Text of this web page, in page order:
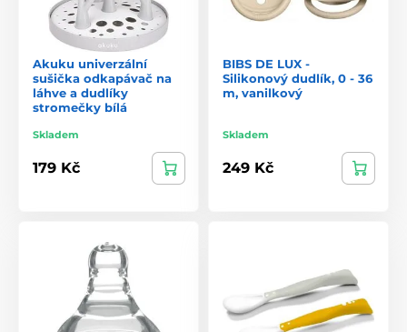
Akuku univerzální
sušička odkapávač na
láhve a dudlíky
stromečky bílá
Skladem
179 Kč
BIBS DE LUX -
Silikonový dudlík, 0 - 36
m, vanilkový
Skladem
249 Kč